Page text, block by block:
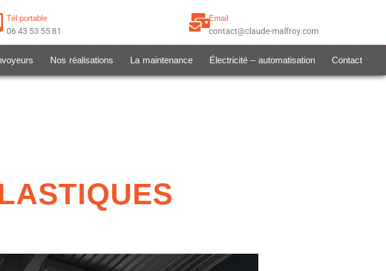
Tél portable
06 43 53 55 81
Email
contact@claude-malfroy.com
Nos réalisations La maintenance Électricité – automatisation Contact